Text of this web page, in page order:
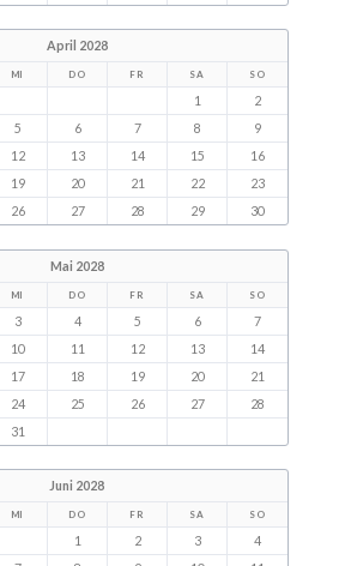
April 2028
MI DO FR SA SO
1
2
5 6 7 8
9
12 13 14 15
16
19 20 21 22
23
26 27 28 29 30
Mai 2028
MI DO FR SA SO
3 4 5 6
7
10 11 12 13
14
17 18 19 20
21
24 25 26 27
28
31
Juni 2028
MI DO FR SA SO
1 2 3
4